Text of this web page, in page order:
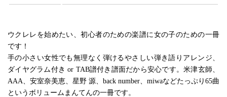
ウクレレを始めたい、初心者のための楽譜に女の子のための一冊
です！
手の小さい女性でも無理なく弾けるやさしい弾き語りアレンジ、
ダイヤグラム付き or TAB譜付き譜面だから安心です。米津玄師、
AAA、安室奈美恵、星野 源、back number、miwaなどたっぷり65曲
というボリュームまんてんの一冊です。